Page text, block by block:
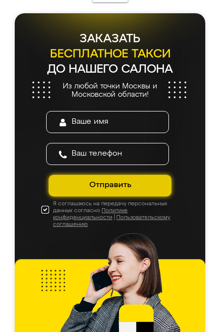
ЗАКАЗАТЬ
БЕСПЛАТНОЕ ТАКСИ
ДО НАШЕГО САЛОНА
Из любой точки Москвы и
Московской области!
Отправить
Я соглашаюсь на передачу персональных
данных согласно Политике
конфиденциальности
Пользовательскому
соглашению